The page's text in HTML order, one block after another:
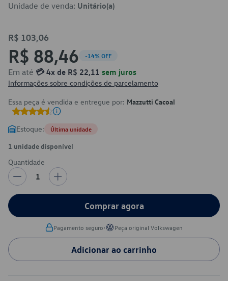
Unidade de venda: Unitário(a)
R$ 103,06
R$ 88,46 -14% OFF
Em até 💳 4x de R$ 22,11 sem juros
Informações sobre condições de parcelamento
Essa peça é vendida e entregue por: Mazzutti Cacoal
Estoque: Última unidade
1 unidade disponível
Quantidade
1
Comprar agora
Pagamento seguro• Peça original Volkswagen
Adicionar ao carrinho